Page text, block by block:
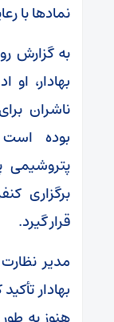
نمادها با
به گزارش
بهادار،‌
ناشران
بوده
پتروشیمی
برگزاری
قرار گیرد.
مدیر
بهادار